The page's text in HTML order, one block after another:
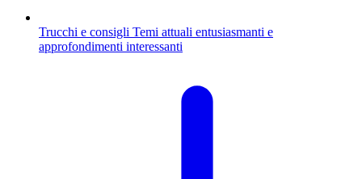
Trucchi e consigli Temi attuali entusiasmanti e
approfondimenti interessanti